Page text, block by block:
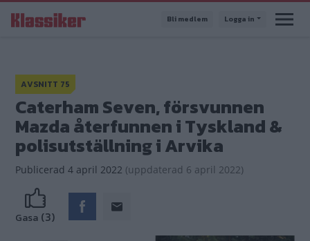
till
Bli medlem Logga in
AVSNITT 75
Caterham Seven, försvunnen
Mazda återfunnen i Tyskland &
polisutställning i Arvika
Publicerad 4 april 2022 (uppdaterad 6 april 2022)
Gasa (3)